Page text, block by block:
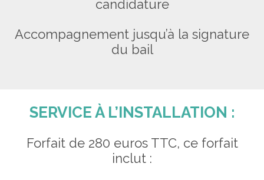
candidature
Accompagnement jusqu’à la signature
du bail
SERVICE À L’INSTALLATION :
Forfait de 280 euros TTC, ce forfait
inclut :